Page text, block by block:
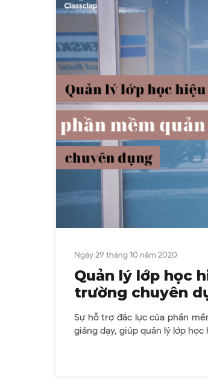
Ngày 29 tháng 10 năm 2020
Quản lý lớp học
trường chuyên
Sự hỗ trợ đắc lực của phần
giảng dạy, giúp quản lý lớp